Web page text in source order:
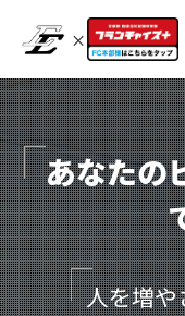
×
あなたの
人を増や